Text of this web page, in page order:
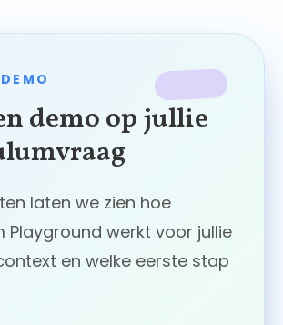
demo op jullie
laten we zien hoe
Playground werkt voor jullie
en welke eerste stap